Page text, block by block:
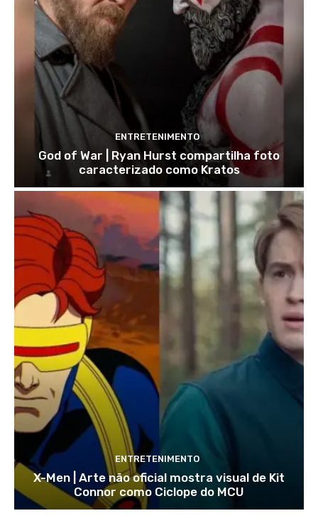
ENTRETENIMENTO
God of War | Ryan Hurst compartilha foto
caracterizado como Kratos
ENTRETENIMENTO
X-Men | Arte não oficial mostra visual de Kit
Connor como Ciclope do MCU